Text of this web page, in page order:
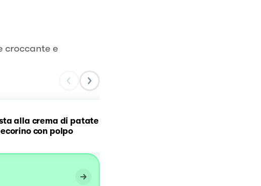
croccante e
alla crema di patate
con polpo